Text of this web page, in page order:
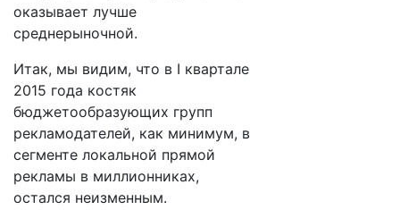
оказывает лучше
среднерыночной.
Итак, мы видим, что в I квартале
2015 года костяк
бюджетообразующих групп
рекламодателей, как минимум, в
сегменте локальной прямой
рекламы в миллионниках,
остался неизменным.